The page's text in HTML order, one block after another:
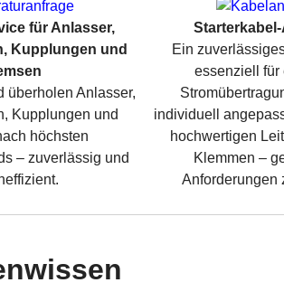
für Anlasser,
Kupplungen und
überholen Anlasser,
Kupplungen und
höchsten
– zuverlässig und
Ein
essenziell für
individuell
hochwertigen
Klemmen –
Anforderungen